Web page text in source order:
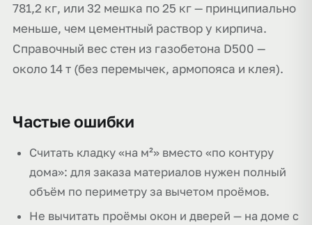
781,2 кг, или 32 мешка по 25 кг — принципиально
меньше, чем цементный раствор у кирпича.
Справочный вес стен из газобетона D500 —
около 14 т (без перемычек, армопояса и клея).
Частые ошибки
Считать кладку «на м²» вместо «по контуру
дома»: для заказа материалов нужен полный
объём по периметру за вычетом проёмов.
Не вычитать проёмы окон и дверей — на доме с